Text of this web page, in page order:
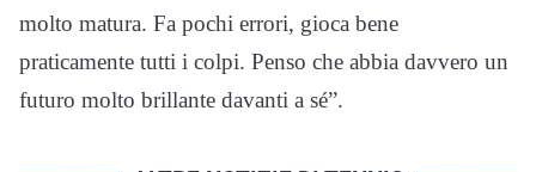
molto matura. Fa pochi errori, gioca bene
praticamente tutti i colpi. Penso che abbia davvero un
futuro molto brillante davanti a sé”.